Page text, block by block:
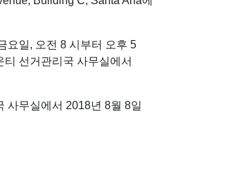
요일, 오전 8 시부터 오후 5
선거관리국 사무실에서
사무실에서 2018년 8월 8일